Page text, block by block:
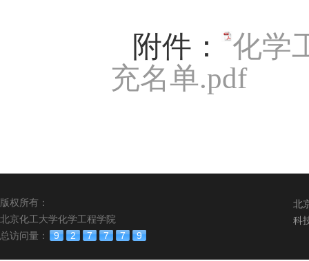
附件：
化学
充名单.pdf
版权所有：
北京化工大学化学工程学院
总访问量：
9 2 7 7 7 9
北
科